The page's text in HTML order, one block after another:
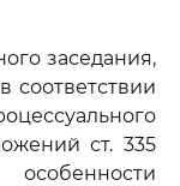
заседания,
соответствии
ст. 335